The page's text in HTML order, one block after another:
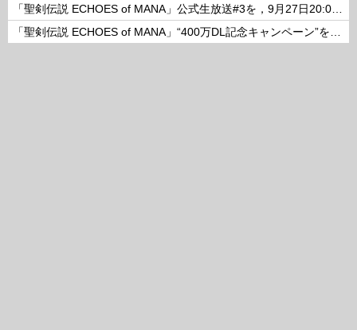
「聖剣伝説 ECHOES of MANA」公式生放送#3を，9月27日20:00より配信
「聖剣伝説 ECHOES of MANA」“400万DL記念キャンペーン”を開催